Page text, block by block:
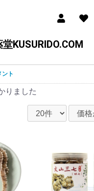
堂KUSURIDO.COM
ント
りました